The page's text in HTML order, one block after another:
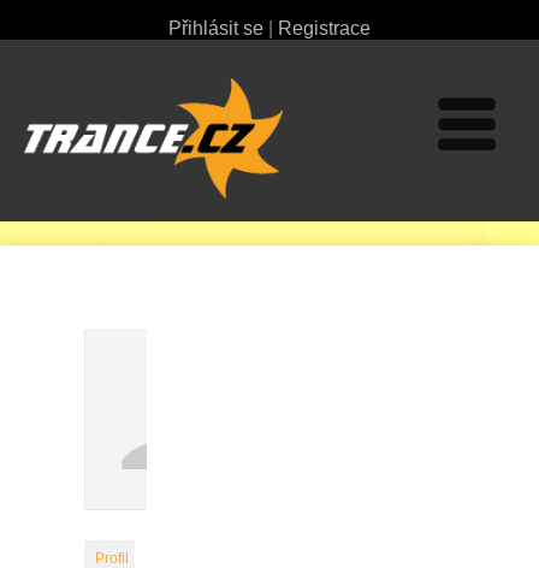
Přihlásit se Registrace
Profil